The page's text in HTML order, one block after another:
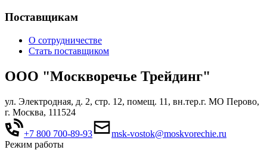
Поставщикам
О сотрудничестве
Стать поставщиком
ООО "Москворечье Трейдинг"
ул. Электродная, д. 2, стр. 12, помещ. 11, вн.тер.г. МО Перово,
г. Москва, 111524
+7 800 700-89-93
msk-vostok@moskvorechie.ru
Режим работы